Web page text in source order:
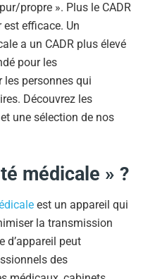
propre ». Plus le CADR
est efficace. Un
a un CADR plus élevé
pour les
personnes qui
Découvrez les
une sélection de nos
médicale » ?
est un appareil qui
la transmission
d’appareil peut
des